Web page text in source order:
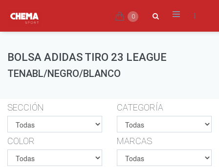
0
BOLSA ADIDAS TIRO 23 LEAGUE
TENABL/NEGRO/BLANCO
SECCIÓN CATEGORÍA
COLOR MARCAS